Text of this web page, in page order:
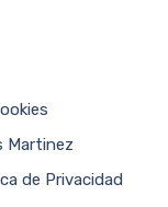
Martinez
de Privacidad